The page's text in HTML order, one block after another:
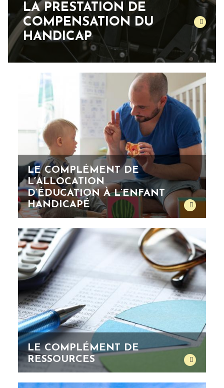
LA PRESTATION DE
COMPENSATION DU
HANDICAP
LE COMPLÉMENT DE
L’ALLOCATION
D’ÉDUCATION À L’ENFANT
HANDICAPÉ
LE COMPLÉMENT DE
RESSOURCES